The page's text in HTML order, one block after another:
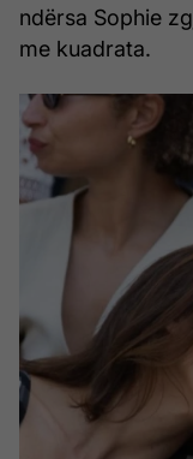
ndërsa Sophie
me kuadrata.